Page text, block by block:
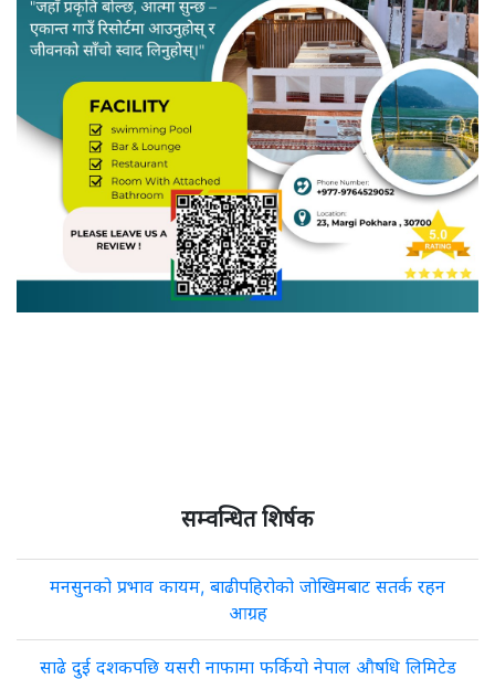
सम्वन्धित शिर्षक
मनसुनको प्रभाव कायम, बाढीपहिरोको जोखिमबाट सतर्क रहन
आग्रह
साढे दुई दशकपछि यसरी नाफामा फर्कियो नेपाल औषधि लिमिटेड